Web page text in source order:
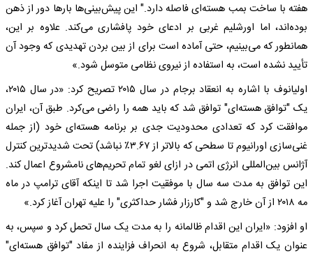
هفته با ساخت بمب هسته‌ای فاصله دارد." این پیش‌بینی‌ها بارها دور از ذهن
بوده‌اند، اما اورشلیم غربی بر ادعای خود پافشاری می‌کند. علاوه بر این،
همانطور که می‌بینیم، حتی آماده است برای از بین بردن تهدیدی که وجود آن
تأیید نشده است، به استفاده از نیروی نظامی متوسل شود.»
اولیانوف با اشاره به انعقاد برجام در سال ۲۰۱۵ تصریح کرد: «در سال ۲۰۱۵،
یک "توافق هسته‌ای" توافق شد که باید همه را راضی می‌کرد. طبق آن، ایران
موافقت کرد که تعدادی محدودیت جدی بر برنامه هسته‌ای خود (از جمله
غنی‌سازی اورانیوم تا سطحی که بالاتر از ۳.۶۷٪ نباشد) تحت شدیدترین کنترل
آژانس بین‌المللی انرژی اتمی در ازای لغو تمام تحریم‌های نامشروع اعمال کند.
این توافق به مدت سه سال با موفقیت اجرا شد تا اینکه آقای ترامپ در ماه
مه ۲۰۱۸ از آن خارج شد و "کارزار فشار حداکثری" را علیه تهران آغاز کرد.»
او افزود: «ایران این اقدام ظالمانه را به مدت یک سال تحمل کرد و سپس، به
عنوان یک اقدام متقابل، شروع به انحراف فزاینده از مفاد "توافق هسته‌ای"